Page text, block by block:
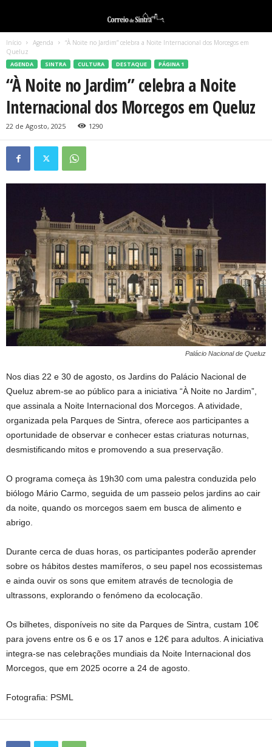
Início Agenda
“À Noite no Jardim” celebra a Noite Internacional dos Morcegos em
Queluz
AGENDA SINTRA CULTURA DESTAQUE PÁGINA 1
“À Noite no Jardim” celebra a Noite
Internacional dos Morcegos em Queluz
22 de Agosto, 2025 1290
Palácio Nacional de Queluz
Nos dias 22 e 30 de agosto, os Jardins do Palácio Nacional de
Queluz abrem-se ao público para a iniciativa “À Noite no Jardim”,
que assinala a Noite Internacional dos Morcegos. A atividade,
organizada pela Parques de Sintra, oferece aos participantes a
oportunidade de observar e conhecer estas criaturas noturnas,
desmistificando mitos e promovendo a sua preservação.
O programa começa às 19h30 com uma palestra conduzida pelo
biólogo Mário Carmo, seguida de um passeio pelos jardins ao cair
da noite, quando os morcegos saem em busca de alimento e
abrigo.
Durante cerca de duas horas, os participantes poderão aprender
sobre os hábitos destes mamíferos, o seu papel nos ecossistemas
e ainda ouvir os sons que emitem através de tecnologia de
ultrassons, explorando o fenómeno da ecolocação.
Os bilhetes, disponíveis no site da Parques de Sintra, custam 10€
para jovens entre os 6 e os 17 anos e 12€ para adultos. A iniciativa
integra-se nas celebrações mundiais da Noite Internacional dos
Morcegos, que em 2025 ocorre a 24 de agosto.
Fotografia: PSML